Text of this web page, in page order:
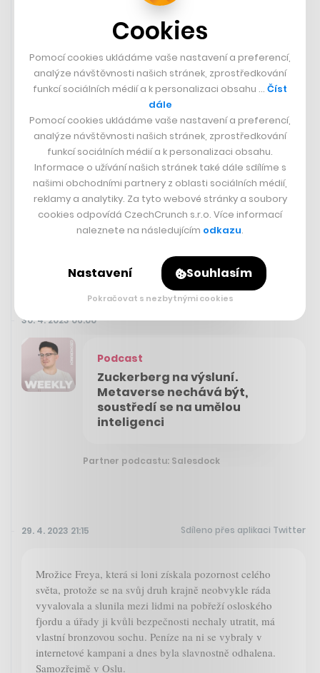
V nové české hře postavíte svatou
Barboru v Kutné Hoře. Připravuje ji
vydavatel hitu Krycí jména
30. 4. 2023 06:00
Podcast
Zuckerberg na výsluní.
Metaverse nechává být,
soustředí se na umělou
inteligenci
Partner podcastu: Salesdock
29. 4. 2023 21:15 Sdíleno přes aplikaci Twitter
Mrožice Freya, která si loni získala pozornost celého
světa, protože se na svůj druh krajně neobvykle ráda
vyvalovala a slunila mezi lidmi na pobřeží osloského
fjordu a úřady ji kvůli bezpečnosti nechaly utratit, má
vlastní bronzovou sochu. Peníze na ni se vybraly v
internetové kampani a dnes byla slavnostně odhalena.
Samozřejmě v Oslu.
Cookies
Pomocí cookies ukládáme vaše nastavení a preferencí,
analýze návštěvnosti našich stránek, zprostředkování
funkcí sociálních médií a k personalizaci obsahu … Číst
dále
Pomocí cookies ukládáme vaše nastavení a preferencí,
analýze návštěvnosti našich stránek, zprostředkování
funkcí sociálních médií a k personalizaci obsahu.
Informace o užívání našich stránek také dále sdílíme s
našimi obchodními partnery z oblasti sociálních médií,
reklamy a analytiky. Za tyto webové stránky a soubory
cookies odpovídá CzechCrunch s.r.o. Více informací
naleznete na následujícím odkazu.
Nastavení Souhlasím
Pokračovat s nezbytnými cookies